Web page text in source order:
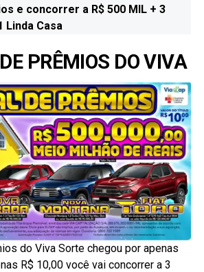
e concorrer a R$ 500 MIL + 3
Linda Casa
PRÊMIOS DO VIVA
do Viva Sorte chegou por apenas
R$ 10,00 você vai concorrer a 3